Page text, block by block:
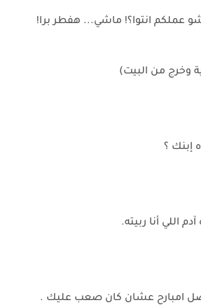
عملكم انتوا؟! ماشي... هفطر برا!
وخرج من البيت)
إبنك ؟
اللي أنا ربيته.
امبارح عشان كان صعب عليك .